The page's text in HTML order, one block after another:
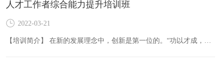
人才工作者综合能力提升培训班
2022-03-21
【培训简介】 在新的发展理念中，创新是第一位的。“功以才成，业由才广”，创新归根结底还是人才的创新，在新时代的发展理念下，人才工作的创新关乎着整个民族的创新。 我国是世界上人才…